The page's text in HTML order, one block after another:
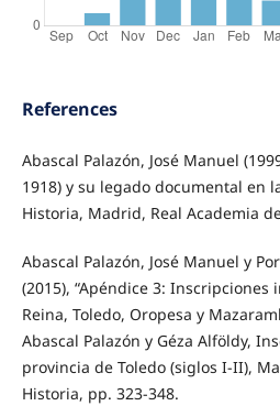
References
Abascal Palazón, José Manuel
1918) y su legado documental en
Historia, Madrid, Real Academia
Abascal Palazón, José Manuel y
(2015), “Apéndice 3: Inscripciones
Reina, Toledo, Oropesa y
Abascal Palazón y Géza Alföldy,
provincia de Toledo (siglos I-II),
Historia, pp. 323-348.